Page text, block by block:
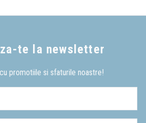
te la newsletter
promotiile si sfaturile noastre!